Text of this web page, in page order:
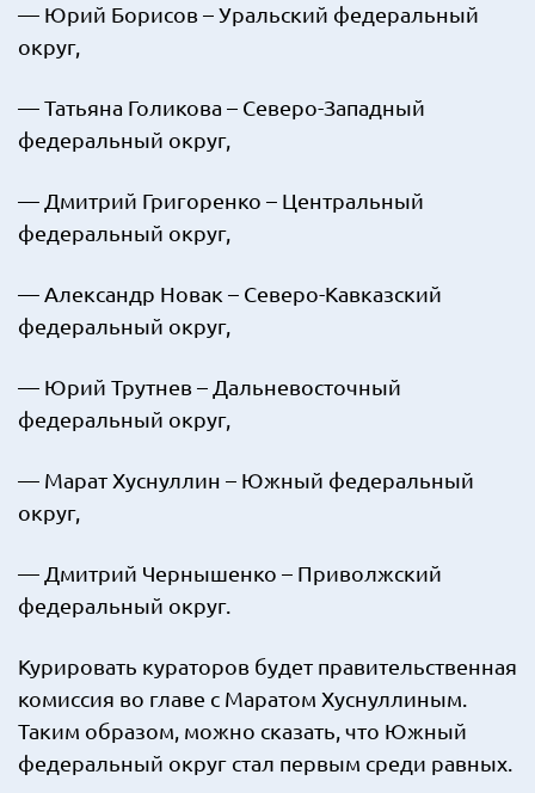
— Юрий Борисов – Уральский федеральный
округ,
— Татьяна Голикова – Северо-Западный
федеральный округ,
— Дмитрий Григоренко – Центральный
федеральный округ,
— Александр Новак – Северо-Кавказский
федеральный округ,
— Юрий Трутнев – Дальневосточный
федеральный округ,
— Марат Хуснуллин – Южный федеральный
округ,
— Дмитрий Чернышенко – Приволжский
федеральный округ.
Курировать кураторов будет правительственная
комиссия во главе с Маратом Хуснуллиным.
Таким образом, можно сказать, что Южный
федеральный округ стал первым среди равных.